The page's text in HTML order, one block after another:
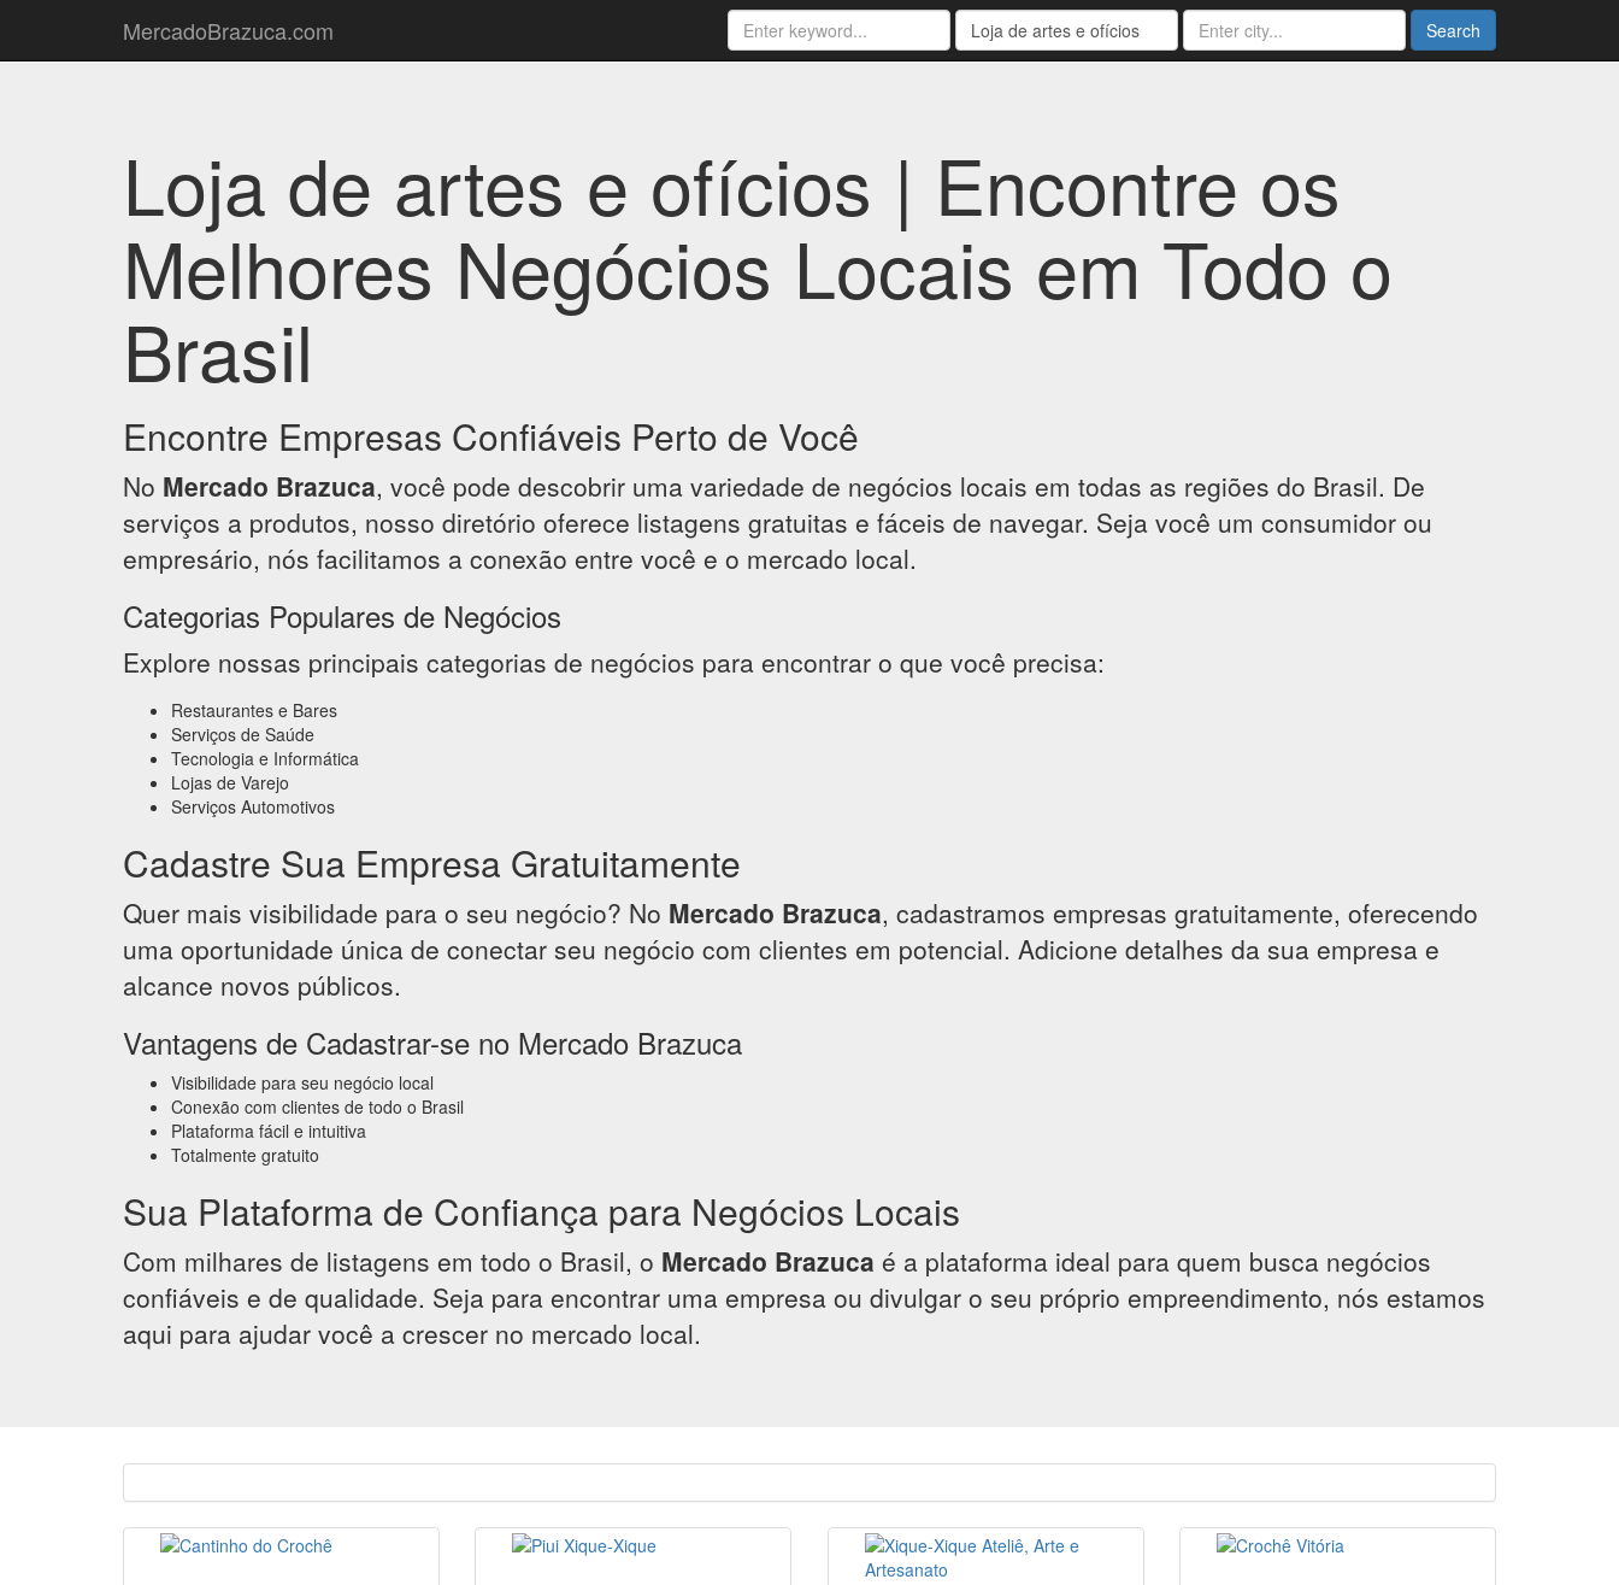
MercadoBrazuca.com Search
Loja de artes e ofícios | Encontre os
Melhores Negócios Locais em Todo o
Brasil
Encontre Empresas Confiáveis Perto de Você
No Mercado Brazuca, você pode descobrir uma variedade de negócios locais em todas as regiões do Brasil. De
serviços a produtos, nosso diretório oferece listagens gratuitas e fáceis de navegar. Seja você um consumidor ou
empresário, nós facilitamos a conexão entre você e o mercado local.
Categorias Populares de Negócios
Explore nossas principais categorias de negócios para encontrar o que você precisa:
Restaurantes e Bares
Serviços de Saúde
Tecnologia e Informática
Lojas de Varejo
Serviços Automotivos
Cadastre Sua Empresa Gratuitamente
Quer mais visibilidade para o seu negócio? No Mercado Brazuca, cadastramos empresas gratuitamente, oferecendo
uma oportunidade única de conectar seu negócio com clientes em potencial. Adicione detalhes da sua empresa e
alcance novos públicos.
Vantagens de Cadastrar-se no Mercado Brazuca
Visibilidade para seu negócio local
Conexão com clientes de todo o Brasil
Plataforma fácil e intuitiva
Totalmente gratuito
Sua Plataforma de Confiança para Negócios Locais
Com milhares de listagens em todo o Brasil, o Mercado Brazuca é a plataforma ideal para quem busca negócios
confiáveis e de qualidade. Seja para encontrar uma empresa ou divulgar o seu próprio empreendimento, nós estamos
aqui para ajudar você a crescer no mercado local.